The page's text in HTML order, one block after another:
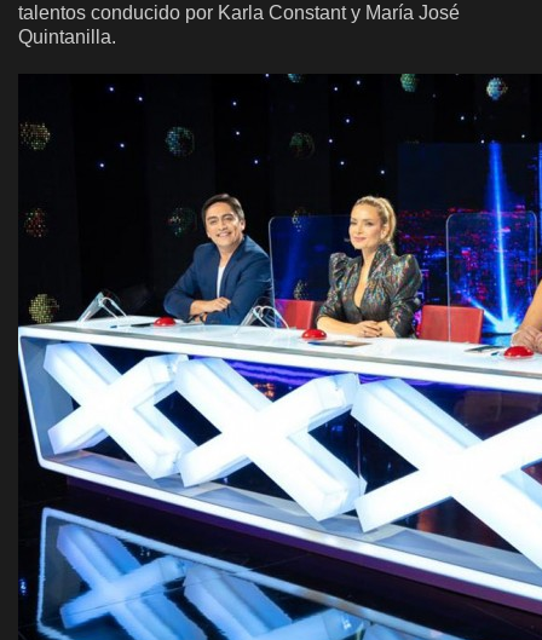
talentos conducido por Karla Constant y María José
Quintanilla.